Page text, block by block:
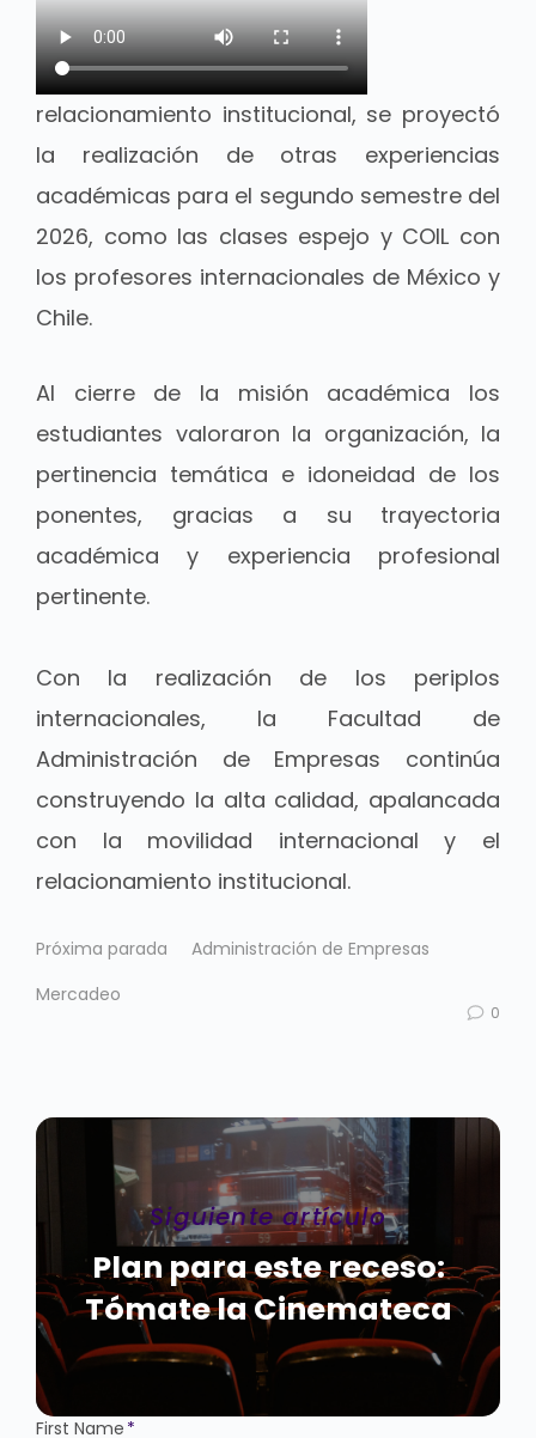
relacionamiento institucional, se proyectó
la realización de otras experiencias
académicas para el segundo semestre del
2026, como las clases espejo y COIL con
los profesores internacionales de México y
Chile.
Al cierre de la misión académica los
estudiantes valoraron la organización, la
pertinencia temática e idoneidad de los
ponentes, gracias a su trayectoria
académica y experiencia profesional
pertinente.
Con la realización de los periplos
internacionales, la Facultad de
Administración de Empresas continúa
construyendo la alta calidad, apalancada
con la movilidad internacional y el
relacionamiento institucional.
Próxima parada
Administración de Empresas
Mercadeo
0
Siguiente artículo
Plan para este receso:
Tómate la Cinemateca
First Name *